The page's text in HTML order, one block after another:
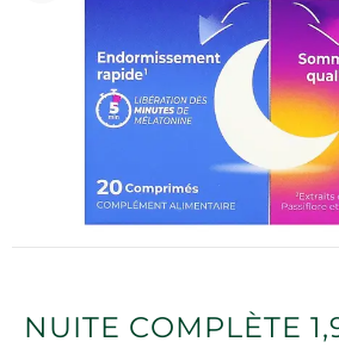
NUITE COMPLÈTE